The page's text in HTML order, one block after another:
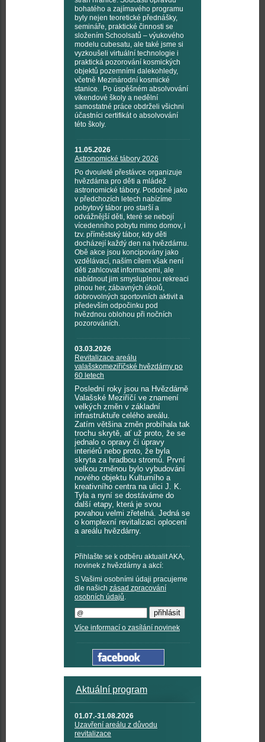
bohatého a zajímavého programu
byly nejen teoretické přednášky,
semináře, praktické činnosti se
složením Schoolsatů – výukového
modelu cubesatu, ale také jsme si
vyzkoušeli virtuální technologie i
praktická pozorování kosmických
objektů pozemními dalekohledy,
včetně Mezinárodní kosmické
stanice. Po úspěšném absolvování
víkendové školy a nedělní
samostatné práce obdrželi všichni
účastníci certifikát o absolvování
této školy.
11.05.2026
Astronomické tábory 2026
Po dvouleté přestávce organizuje
hvězdárna pro děti a mládež
astronomické tábory. Podobně jako
v předchozích letech nabízíme
pobytový tábor pro starší a
odvážnější děti, které se nebojí
vícedenního pobytu mimo domov, i
tzv. příměstský tábor, kdy děti
docházejí každý den na hvězdárnu.
Obě akce jsou koncipovány jako
vzdělávací, naším cílem však není
děti zahlcovat informacemi, ale
nabídnout jim smysluplnou rekreaci
plnou her, zábavných úkolů,
dobrovolných sportovních aktivit a
především odpočinku pod
hvězdnou oblohou při nočních
pozorováních.
03.03.2026
Revitalizace areálu
valašskomeziříčské hvězdárny po
60 letech
Poslední roky jsou na Hvězdárně
Valašské Meziříčí ve znamení
velkých změn v základní
infrastruktuře celého areálu.
Zatím většina změn probíhala tak
trochu skrytě, ať už proto, že se
jednalo o opravy či úpravy
interiérů nebo proto, že byla
skryta za hradbou stromů. První
velkou změnou bylo vybudování
nového objektu Kulturního a
kreativního centra na ulici J. K.
Tyla a nyní se dostáváme do
další etapy, která je svou
povahou velmi zřetelná. Jedná se
o komplexní revitalizaci oplocení
a areálu hvězdárny.
Přihlašte se k odběru aktualit AKA,
novinek z hvězdárny a akcí:
S Vašimi osobními údaji pracujeme
dle našich zásad zpracování
osobních údajů.
Více informací o zasílání novinek
Aktuální program
01.07.-31.08.2026
Uzavření areálu z důvodu
revitalizace